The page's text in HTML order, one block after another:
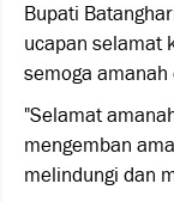
Bupati
ucapan selamat
semoga
"Selamat
mengemban
melindungi dan